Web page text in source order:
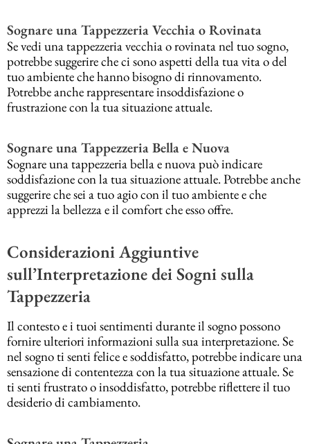
Sognare una Tappezzeria Vecchia o Rovinata
Se vedi una tappezzeria vecchia o rovinata nel tuo sogno,
potrebbe suggerire che ci sono aspetti della tua vita o del
tuo ambiente che hanno bisogno di rinnovamento.
Potrebbe anche rappresentare insoddisfazione o
frustrazione con la tua situazione attuale.
Sognare una Tappezzeria Bella e Nuova
Sognare una tappezzeria bella e nuova può indicare
soddisfazione con la tua situazione attuale. Potrebbe anche
suggerire che sei a tuo agio con il tuo ambiente e che
apprezzi la bellezza e il comfort che esso offre.
Considerazioni Aggiuntive
sull’Interpretazione dei Sogni sulla
Tappezzeria
Il contesto e i tuoi sentimenti durante il sogno possono
fornire ulteriori informazioni sulla sua interpretazione. Se
nel sogno ti senti felice e soddisfatto, potrebbe indicare una
sensazione di contentezza con la tua situazione attuale. Se
ti senti frustrato o insoddisfatto, potrebbe riflettere il tuo
desiderio di cambiamento.